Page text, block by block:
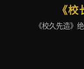
《
《校久先造》